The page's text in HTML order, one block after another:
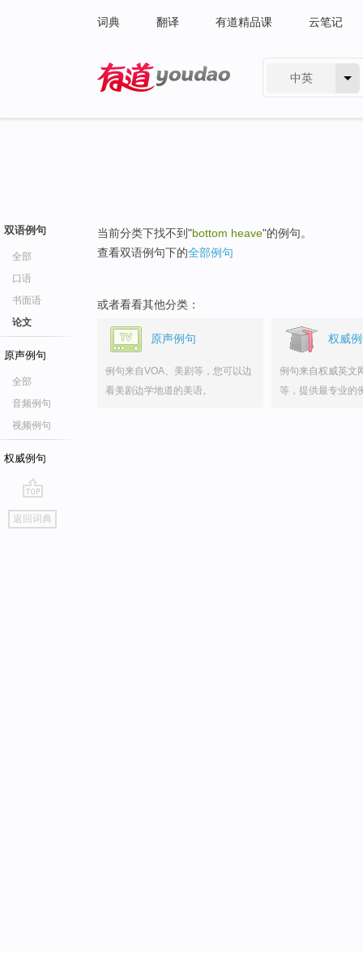
词典 翻译 有道精品课 云笔记
中英
双语例句
全部
口语
书面语
论文
原声例句
全部
音频例句
视频例句
权威例句
go
top
返回词典
当前分类下找不到"bottom heave"的例句。
查看双语例句下的全部例句
或者看看其他分类：
原声例句
例句来自VOA、美剧等，您可以边
看美剧边学地道的美语。
权威
例句来自权威英文
等，提供最专业的